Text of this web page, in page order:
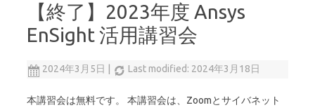
【終了】2023年度 Ansys
EnSight 活用講習会
2024年3月5日 Last modified: 2024年3月18日
本講習会は無料です。 本講習会は、Zoomとサイバネット